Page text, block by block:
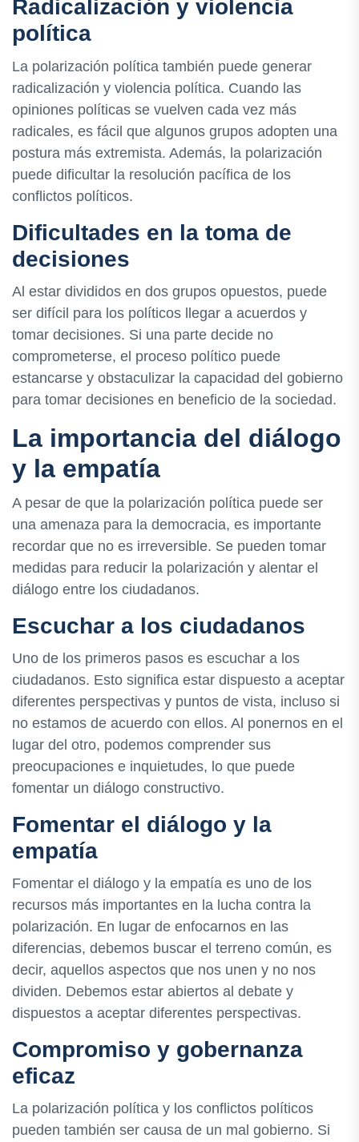
Radicalización y violencia
política
La polarización política también puede generar
radicalización y violencia política. Cuando las
opiniones políticas se vuelven cada vez más
radicales, es fácil que algunos grupos adopten una
postura más extremista. Además, la polarización
puede dificultar la resolución pacífica de los
conflictos políticos.
Dificultades en la toma de
decisiones
Al estar divididos en dos grupos opuestos, puede
ser difícil para los políticos llegar a acuerdos y
tomar decisiones. Si una parte decide no
comprometerse, el proceso político puede
estancarse y obstaculizar la capacidad del gobierno
para tomar decisiones en beneficio de la sociedad.
La importancia del diálogo
y la empatía
A pesar de que la polarización política puede ser
una amenaza para la democracia, es importante
recordar que no es irreversible. Se pueden tomar
medidas para reducir la polarización y alentar el
diálogo entre los ciudadanos.
Escuchar a los ciudadanos
Uno de los primeros pasos es escuchar a los
ciudadanos. Esto significa estar dispuesto a aceptar
diferentes perspectivas y puntos de vista, incluso si
no estamos de acuerdo con ellos. Al ponernos en el
lugar del otro, podemos comprender sus
preocupaciones e inquietudes, lo que puede
fomentar un diálogo constructivo.
Fomentar el diálogo y la
empatía
Fomentar el diálogo y la empatía es uno de los
recursos más importantes en la lucha contra la
polarización. En lugar de enfocarnos en las
diferencias, debemos buscar el terreno común, es
decir, aquellos aspectos que nos unen y no nos
dividen. Debemos estar abiertos al debate y
dispuestos a aceptar diferentes perspectivas.
Compromiso y gobernanza
eficaz
La polarización política y los conflictos políticos
pueden también ser causa de un mal gobierno. Si